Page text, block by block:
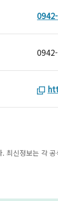
최신정보는 각